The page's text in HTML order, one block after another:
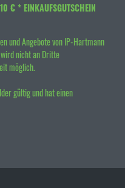
€ * EINKAUFSGUTSCHEIN
und Angebote von IP-Hartmann
nicht an Dritte
möglich.
gültig und hat einen